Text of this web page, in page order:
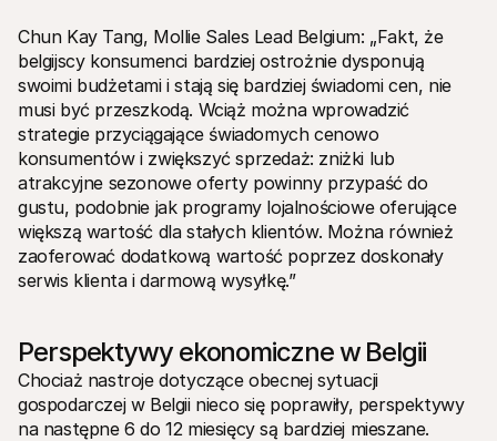
Chun Kay Tang, Mollie Sales Lead Belgium: „Fakt, że
belgijscy konsumenci bardziej ostrożnie dysponują
swoimi budżetami i stają się bardziej świadomi cen, nie
musi być przeszkodą. Wciąż można wprowadzić
strategie przyciągające świadomych cenowo
konsumentów i zwiększyć sprzedaż: zniżki lub
atrakcyjne sezonowe oferty powinny przypaść do
gustu, podobnie jak programy lojalnościowe oferujące
większą wartość dla stałych klientów. Można również
zaoferować dodatkową wartość poprzez doskonały
serwis klienta i darmową wysyłkę.”
Perspektywy ekonomiczne w Belgii
Chociaż nastroje dotyczące obecnej sytuacji
gospodarczej w Belgii nieco się poprawiły, perspektywy
na następne 6 do 12 miesięcy są bardziej mieszane.